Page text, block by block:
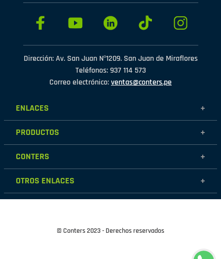
Dirección: Av. San Juan Nº1209. San Juan de Miraflores
Teléfonos: 937 114 573
Correo electrónico:ventas@conters.pe
ENLACES +
Mujer
Hombre
PRODUCTOS +
Calzados
Zapatillas
CONTERS +
Nosotros
Contáctanos
Tiendas
OTROS ENLACES +
Políticas de garantía
Cambios y devoluciones
© Conters 2023 - Derechos reservados